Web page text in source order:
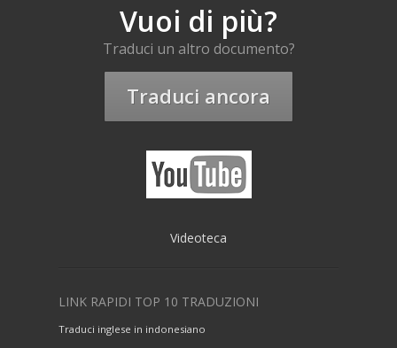
Vuoi di più?
Traduci un altro documento?
Traduci ancora
Videoteca
LINK RAPIDI TOP 10 TRADUZIONI
Traduci inglese in indonesiano